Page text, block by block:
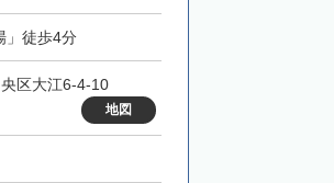
」徒歩4分
区大江6-4-10
地図